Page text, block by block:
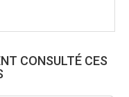
CONSULTÉ CES